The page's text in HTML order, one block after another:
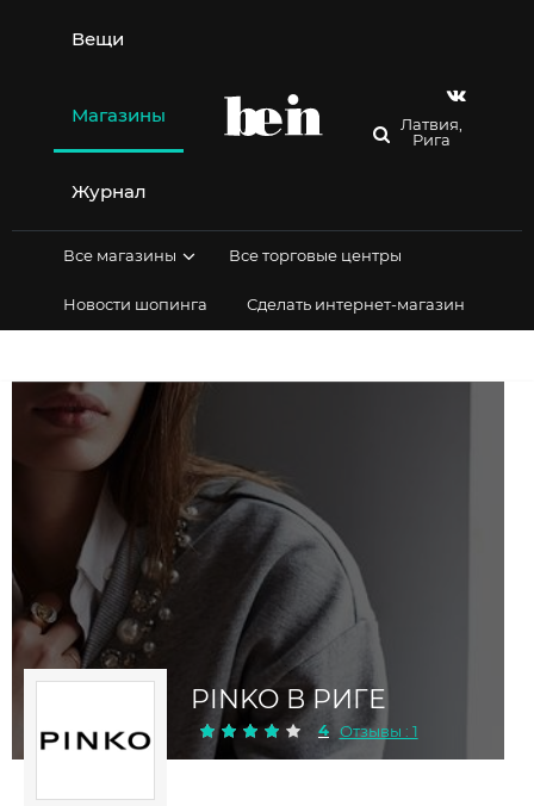
содержимому
Вещи
Магазины
Журнал
Латвия,
Рига
Все магазины Все торговые центры
Новости шопинга Сделать интернет-магазин
PINKO В РИГЕ
4 Отзывы : 1